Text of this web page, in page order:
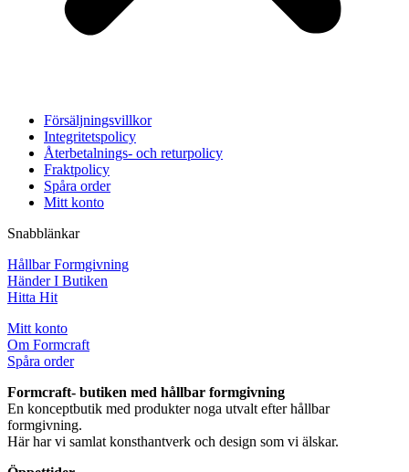
Försäljningsvillkor
Integritetspolicy
Återbetalnings- och returpolicy
Fraktpolicy
Spåra order
Mitt konto
Snabblänkar
Hållbar Formgivning
Händer I Butiken
Hitta Hit
Mitt konto
Om Formcraft
Spåra order
Formcraft- butiken med hållbar formgivning
En konceptbutik med produkter noga utvalt efter hållbar
formgivning.
Här har vi samlat konsthantverk och design som vi älskar.